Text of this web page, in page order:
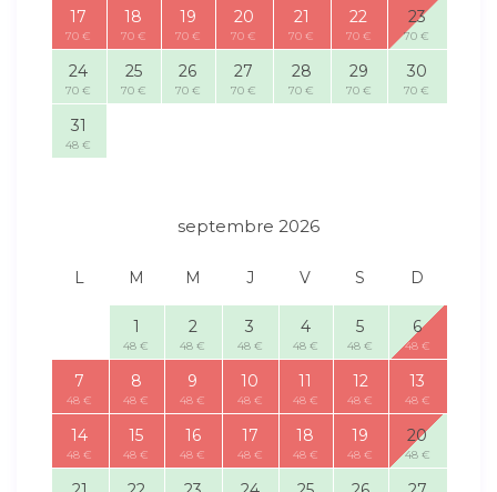
17
70 €
18
70 €
19
70 €
20
70 €
21
70 €
22
70 €
23
70 €
24
70 €
25
70 €
26
70 €
27
70 €
28
70 €
29
70 €
30
70 €
31
48 €
septembre 2026
L M M J V S D
1
48 €
2
48 €
3
48 €
4
48 €
5
48 €
6
48 €
7
48 €
8
48 €
9
48 €
10
48 €
11
48 €
12
48 €
13
48 €
14
48 €
15
48 €
16
48 €
17
48 €
18
48 €
19
48 €
20
48 €